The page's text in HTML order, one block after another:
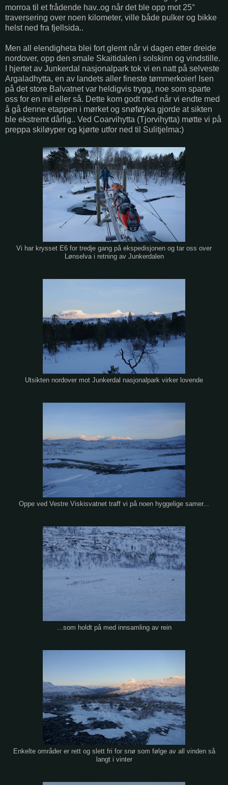
morroa til et frådende hav..og når det ble opp mot 25°
traversering over noen kilometer, ville både pulker og bikke
helst ned fra fjellsida..
Men all elendigheta blei fort glemt når vi dagen etter dreide
nordover, opp den smale Skaitidalen i solskinn og vindstille.
I hjertet av Junkerdal nasjonalpark tok vi en natt på selveste
Argaladhytta, en av landets aller fineste tømmerkoier! Isen
på det store Balvatnet var heldigvis trygg, noe som sparte
oss for en mil eller så. Dette kom godt med når vi endte med
å gå denne etappen i mørket og snøføyka gjorde at sikten
ble ekstremt dårlig.. Ved Coarvihytta (Tjorvihytta) møtte vi på
preppa skiløyper og kjørte utfor ned til Sulitjelma:)
Vi har krysset E6 for tredje gang på ekspedisjonen og tar oss over
Lønselva i retning av Junkerdalen
Utsikten nordover mot Junkerdal nasjonalpark virker lovende
Oppe ved Vestre Viskisvatnet traff vi på noen hyggelige samer...
...som holdt på med innsamling av rein
Enkelte områder er rett og slett fri for snø som følge av all vinden så
langt i vinter